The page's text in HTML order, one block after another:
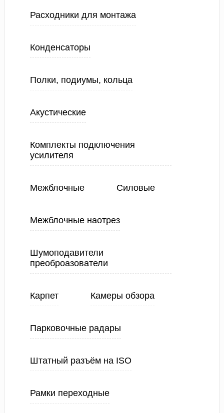
Расходники для монтажа
Конденсаторы
Полки, подиумы, кольца
Акустические
Комплекты подключения
усилителя
Межблочные Силовые
Межблочные наотрез
Шумоподавители
преоброазователи
Карпет Камеры обзора
Парковочные радары
Штатный разъём на ISO
Рамки переходные